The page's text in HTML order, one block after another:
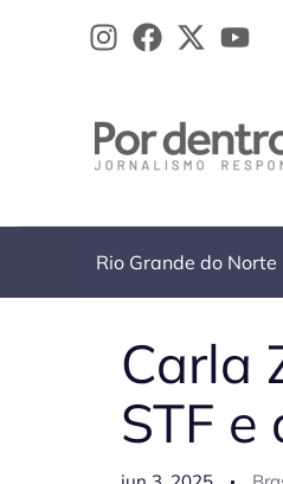
Rio Grande do Norte
Carla
STF